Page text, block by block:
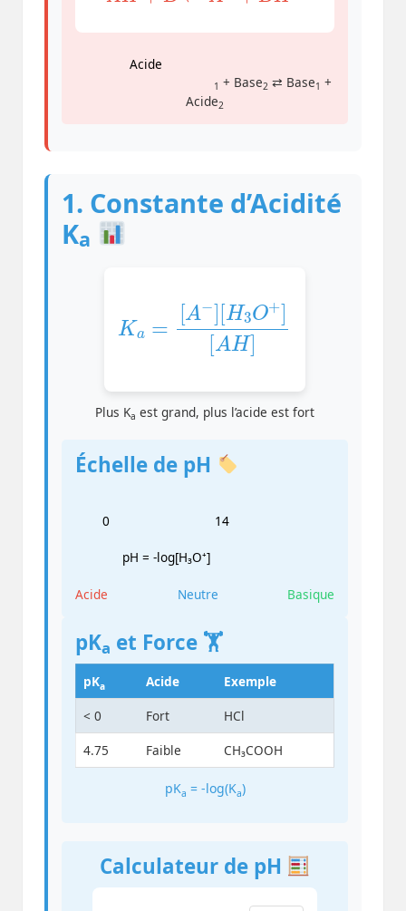
Acide
1 + Base2 ⇄ Base1 +
Acide2
1. Constante d’Acidité
Ka
A −][H3 O+]
[ AH]
Plus Ka est grand, plus l’acide est fort
Échelle de pH
0 14
pH = -log[H₃O⁺]
Acide Neutre Basique
pKa et Force 🏋️
pKa Acide
Exemple
< 0
Fort
HCl
4.75
Faible CH₃COOH
pKa = -log(Ka)
Calculateur de pH